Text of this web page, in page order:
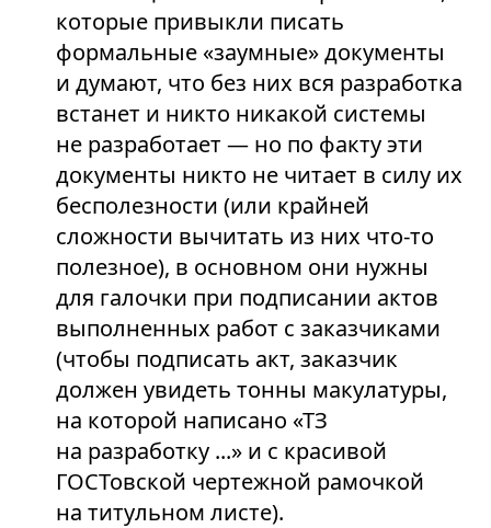
которые привыкли писать
формальные «заумные» документы
и думают, что без них вся разработка
встанет и никто никакой системы
не разработает — но по факту эти
документы никто не читает в силу их
бесполезности (или крайней
сложности вычитать из них что-то
полезное), в основном они нужны
для галочки при подписании актов
выполненных работ с заказчиками
(чтобы подписать акт, заказчик
должен увидеть тонны макулатуры,
на которой написано «ТЗ
на разработку ...» и с красивой
ГОСТовской чертежной рамочкой
на титульном листе).